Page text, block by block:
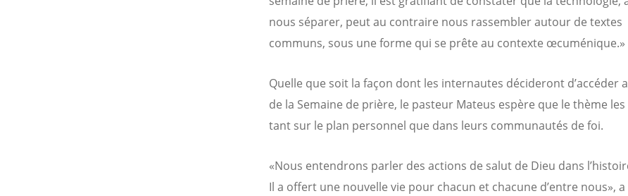
nous séparer, peut au contraire nous rassembler autour de textes
communs, sous une forme qui se prête au contexte œcuménique.»
Quelle que soit la façon dont les internautes décideront d’accéder
de la Semaine de prière, le pasteur Mateus espère que le thème
tant sur le plan personnel que dans leurs communautés de foi.
«Nous entendrons parler des actions de salut de Dieu dans
Il a offert une nouvelle vie pour chacun et chacune d’entre nous»,